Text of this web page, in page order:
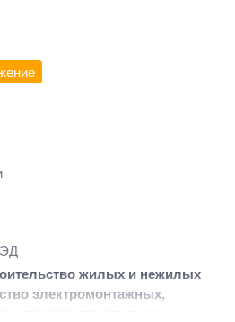
жилых и нежилых
электромонтажных,